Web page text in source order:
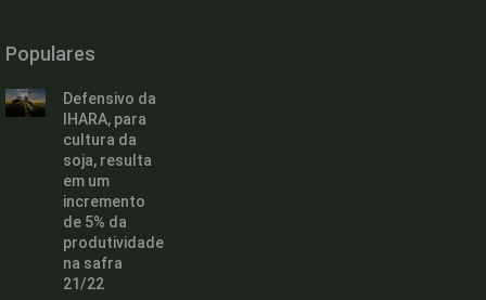
Populares
Defensivo da
IHARA, para
cultura da
soja, resulta
em um
incremento
de 5% da
produtividade
na safra
21/22